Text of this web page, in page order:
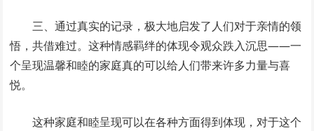
三、通过真实的记录，极大地启发了人们对于亲情的领
悟，共借难过。这种情感羁绊的体现令观众跌入沉思——一
个呈现温馨和睦的家庭真的可以给人们带来许多力量与喜
悦。
这种家庭和睦呈现可以在各种方面得到体现，对于这个